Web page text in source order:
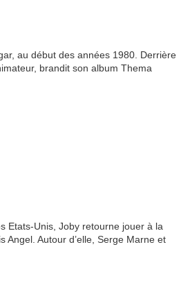
au début des années 1980. Derrière
brandit son album Thema
Etats-Unis, Joby retourne jouer à la
Angel. Autour d’elle, Serge Marne et